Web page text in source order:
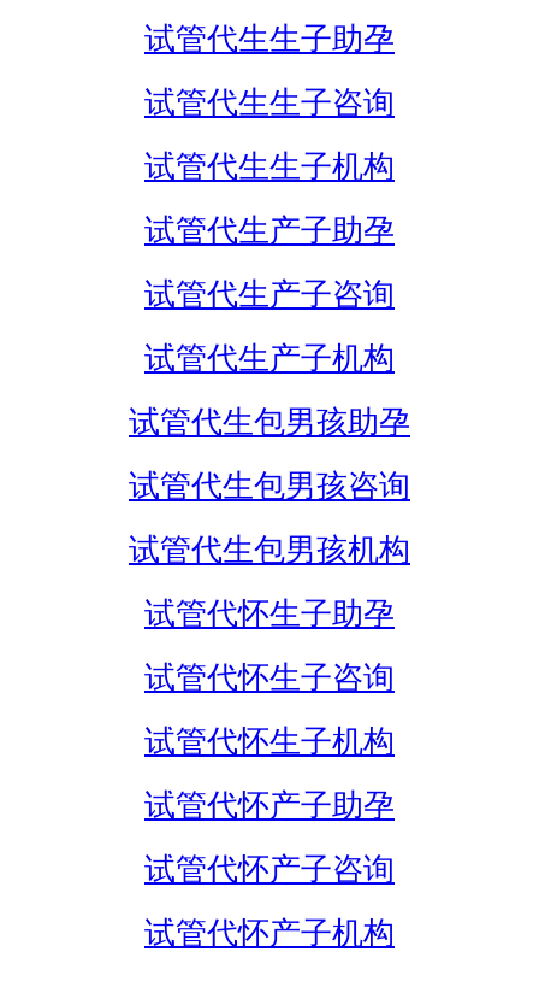
试管代生生子助孕
试管代生生子咨询
试管代生生子机构
试管代生产子助孕
试管代生产子咨询
试管代生产子机构
试管代生包男孩助孕
试管代生包男孩咨询
试管代生包男孩机构
试管代怀生子助孕
试管代怀生子咨询
试管代怀生子机构
试管代怀产子助孕
试管代怀产子咨询
试管代怀产子机构